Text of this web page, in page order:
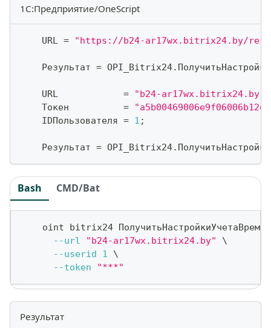
1С:Предприятие/OneScript
    URL
= "https://b24-ar17wx.bitrix24.by/
    Результат
= OPI_Bitrix24.
    URL
= "b24-ar17wx.bitrix24.by"
    Токен
=
    IDПользователя
= 1 ;
    Результат
= OPI_Bitrix24.
Bash CMD/Bat
oint bitrix24
--url
"b24-ar17wx.bitrix24.by"
\
--userid
1
\
--token
"***"
Результат